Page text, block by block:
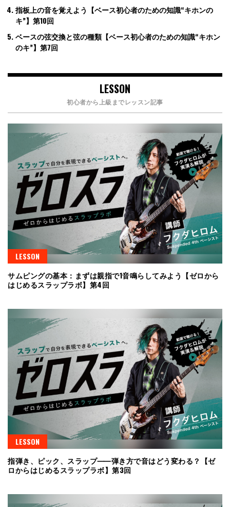
指板上の音を覚えよう【ベース初心者のための知識“キホンの
キ”】第10回
ベースの弦交換と弦の種類【ベース初心者のための知識“キホン
のキ”】第7回
LESSON
初心者から上級までレッスン記事
LESSON
サムピングの基本：まずは親指で1音鳴らしてみよう【ゼロから
はじめるスラップラボ】第4回
LESSON
指弾き、ピック、スラップ⸺弾き方で音はどう変わる？【ゼ
ロからはじめるスラップラボ】第3回